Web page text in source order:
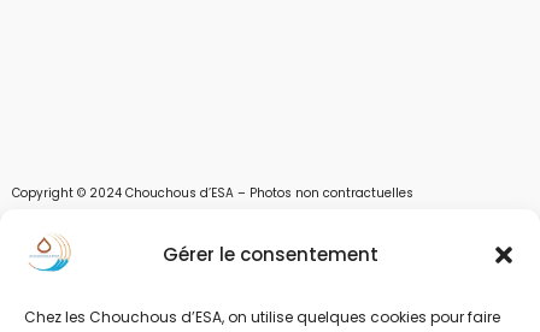
Gérer le consentement
Chez les Chouchous d’ESA, on utilise quelques cookies pour faire
Copyright © 2024 Chouchous d’ESA – Photos non contractuelles
Les chouchous d’Esa vous apportent toutes les solutions pour récupérer l’eau de
pluie, et des moyens pour stocker, filtrer, traiter et potabiliser l’eau d’un forage,
Soleil et Air nous proposons également des équipements pour décontaminer de